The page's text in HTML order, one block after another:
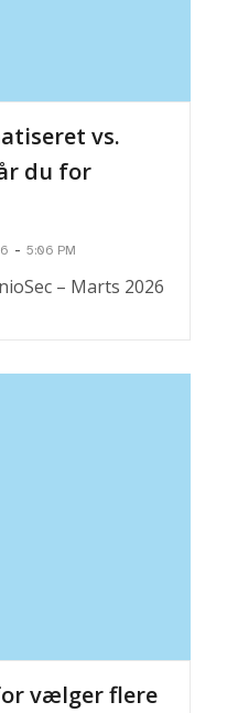
vs.
du for
- 5:06 PM
– Marts 2026
vælger flere